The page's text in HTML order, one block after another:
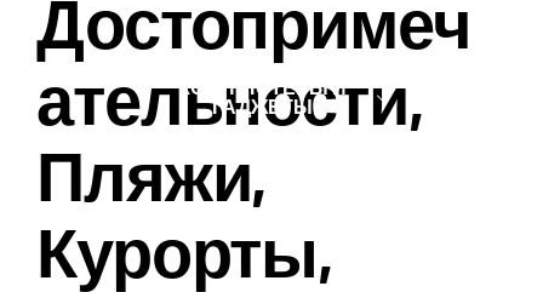
КОМПЬЮТЕРЫ И
ГАДЖЕТЫ
Достопримеч
Ательности,
Пляжи,
Курорты,